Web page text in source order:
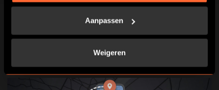
Aanpassen
Weigeren
NU BOEKEN